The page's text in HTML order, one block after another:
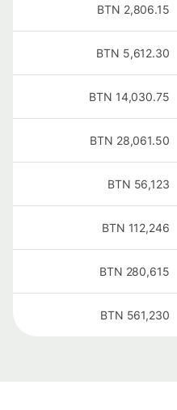
2,806.15
BTN
5,612.30
BTN
14,030.75
BTN
28,061.50
BTN
56,123
BTN
112,246
BTN
280,615
BTN
561,230
BTN